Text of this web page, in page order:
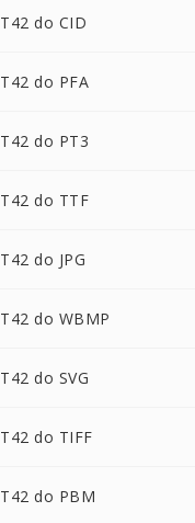
T42 do CID
T42 do PFA
T42 do PT3
T42 do TTF
T42 do JPG
T42 do WBMP
T42 do SVG
T42 do TIFF
T42 do PBM